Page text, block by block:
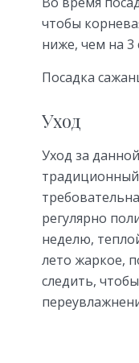
чтобы
ниже, чем на 3
Посадка
Уход
Уход за
регулярно
неделю,
лето жаркое,
следить,